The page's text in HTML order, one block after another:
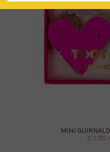
MINI
€ 7.90